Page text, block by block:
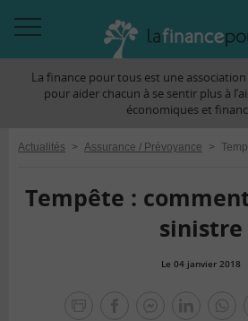
àLa finance pour tous est une association
pour aider chacun à se sentir plus à
économiques et
Actualités > Assurance / Prévoyance >
Tempête :
sinistre
Le 04 janvier 2018